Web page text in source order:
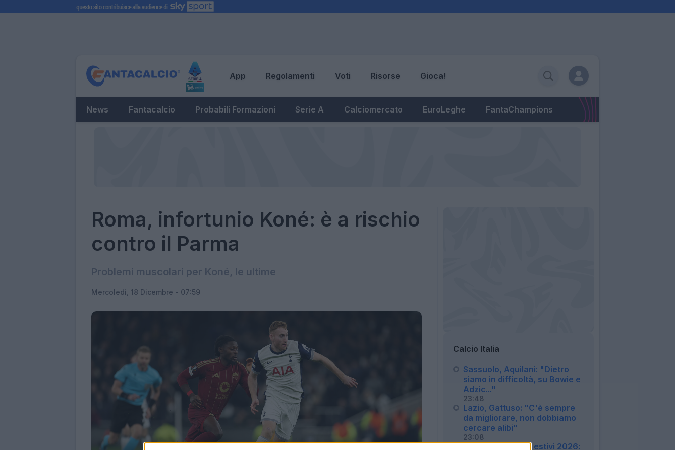
App Regolamenti Voti Risorse Gioca!
News Fantacalcio Probabili Formazioni Serie A Calciomercato EuroLeghe FantaChampions
Roma, infortunio Koné: è a rischio
contro il Parma
Problemi muscolari per Koné, le ultime
Mercoledì, 18 Dicembre - 07:59
Calcio Italia
Sassuolo, Aquilani: "Dietro
siamo in difficoltà, su Bowie e
Adzic..."
23:48
Lazio, Gattuso: "C'è sempre
da migliorare, non dobbiamo
cercare alibi"
23:08
Amichevoli e ritiri estivi 2026: